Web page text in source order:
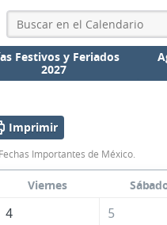
Festivos y Feriados
2027
Imprimir
Importantes de México.
Viernes
4 5